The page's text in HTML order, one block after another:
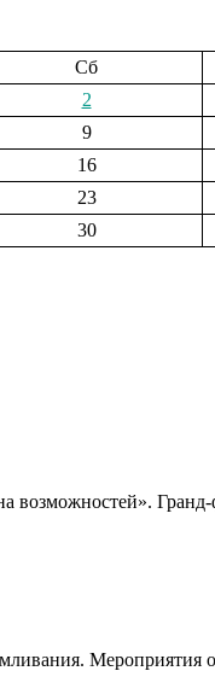
Сб
2
9
16
23
30
возможностей». Гранд-
Мероприятия